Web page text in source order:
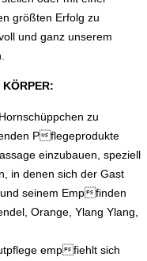
größten Erfolg zu
und ganz unserem
KÖRPER:
zu
Pflegeprodukte
einzubauen, speziell
in denen sich der Gast
seinem Empfinden
Orange, Ylang Ylang,
empfiehlt sich